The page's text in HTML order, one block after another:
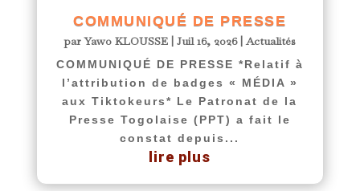
COMMUNIQUÉ DE PRESSE
parYawo KLOUSSE |Juil 16, 2026|Actualités
COMMUNIQUÉ DE PRESSE *Relatif à
l’attribution de badges « MÉDIA »
aux Tiktokeurs* Le Patronat de la
Presse Togolaise (PPT) a fait le
constat depuis...
lire plus